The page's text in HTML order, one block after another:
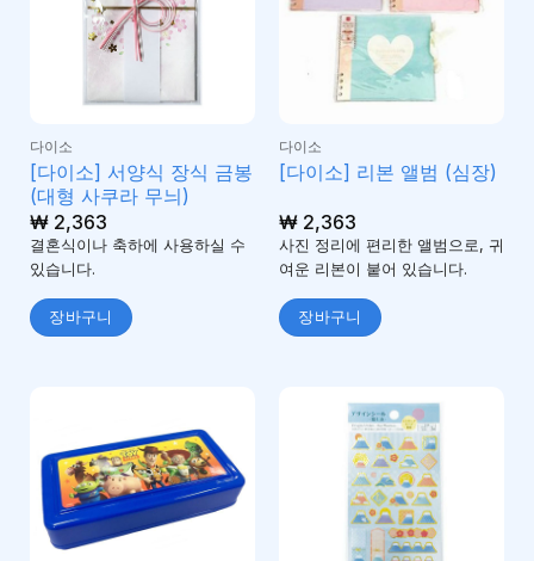
다이소
[다이소] 서양식 장식 금봉
(대형 사쿠라 무늬)
₩2,363
결혼식이나 축하에 사용하실 수
있습니다.
장바구니
다이소
[다이소] 리본 앨범 (심장)
₩2,363
사진 정리에 편리한 앨범으로, 귀
여운 리본이 붙어 있습니다.
장바구니